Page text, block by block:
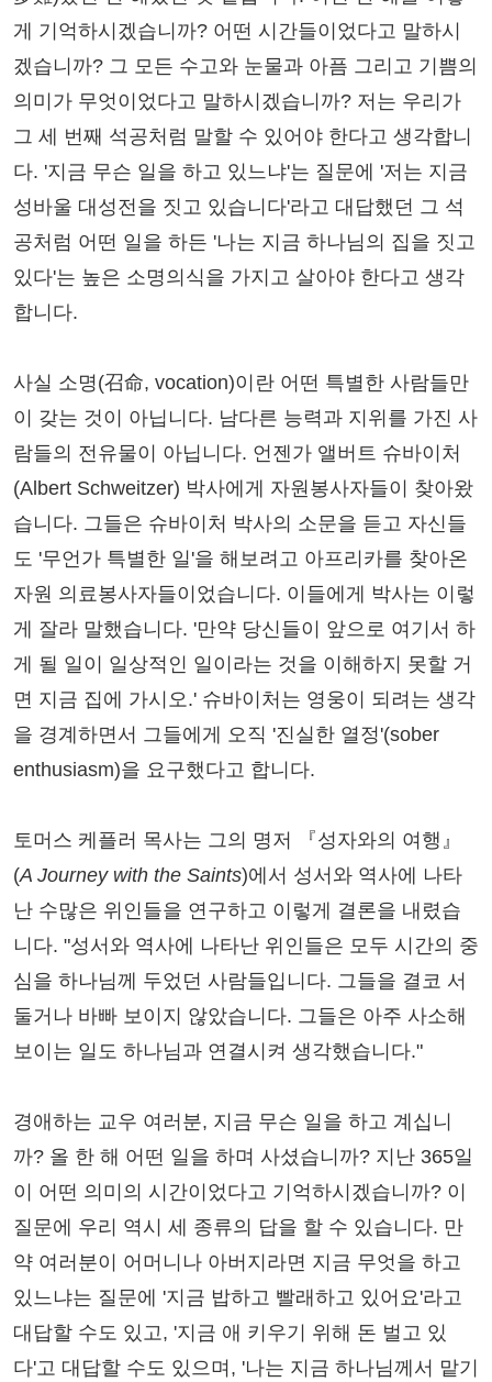
게 기억하시겠습니까? 어떤 시간들이었다고 말하시
겠습니까? 그 모든 수고와 눈물과 아픔 그리고 기쁨의
의미가 무엇이었다고 말하시겠습니까? 저는 우리가
그 세 번째 석공처럼 말할 수 있어야 한다고 생각합니
다. '지금 무슨 일을 하고 있느냐'는 질문에 '저는 지금
성바울 대성전을 짓고 있습니다'라고 대답했던 그 석
공처럼 어떤 일을 하든 '나는 지금 하나님의 집을 짓고
있다'는 높은 소명의식을 가지고 살아야 한다고 생각
합니다.
사실 소명(召命, vocation)이란 어떤 특별한 사람들만
이 갖는 것이 아닙니다. 남다른 능력과 지위를 가진 사
람들의 전유물이 아닙니다. 언젠가 앨버트 슈바이처
(Albert Schweitzer) 박사에게 자원봉사자들이 찾아왔
습니다. 그들은 슈바이처 박사의 소문을 듣고 자신들
도 '무언가 특별한 일'을 해보려고 아프리카를 찾아온
자원 의료봉사자들이었습니다. 이들에게 박사는 이렇
게 잘라 말했습니다. '만약 당신들이 앞으로 여기서 하
게 될 일이 일상적인 일이라는 것을 이해하지 못할 거
면 지금 집에 가시오.' 슈바이처는 영웅이 되려는 생각
을 경계하면서 그들에게 오직 '진실한 열정'(sober
enthusiasm)을 요구했다고 합니다.
토머스 케플러 목사는 그의 명저 『성자와의 여행』
(A Journey with the Saints)에서 성서와 역사에 나타
난 수많은 위인들을 연구하고 이렇게 결론을 내렸습
니다. "성서와 역사에 나타난 위인들은 모두 시간의 중
심을 하나님께 두었던 사람들입니다. 그들을 결코 서
둘거나 바빠 보이지 않았습니다. 그들은 아주 사소해
보이는 일도 하나님과 연결시켜 생각했습니다."
경애하는 교우 여러분, 지금 무슨 일을 하고 계십니
까? 올 한 해 어떤 일을 하며 사셨습니까? 지난 365일
이 어떤 의미의 시간이었다고 기억하시겠습니까? 이
질문에 우리 역시 세 종류의 답을 할 수 있습니다. 만
약 여러분이 어머니나 아버지라면 지금 무엇을 하고
있느냐는 질문에 '지금 밥하고 빨래하고 있어요'라고
대답할 수도 있고, '지금 애 키우기 위해 돈 벌고 있
다'고 대답할 수도 있으며, '나는 지금 하나님께서 맡기